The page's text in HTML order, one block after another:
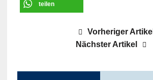
teilen
Vorheriger Artikel
Nächster Artikel